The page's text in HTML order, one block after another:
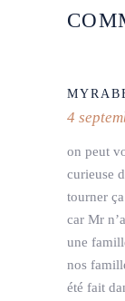
4
on peut
curieuse
tourner
car Mr
une
nos
été fait